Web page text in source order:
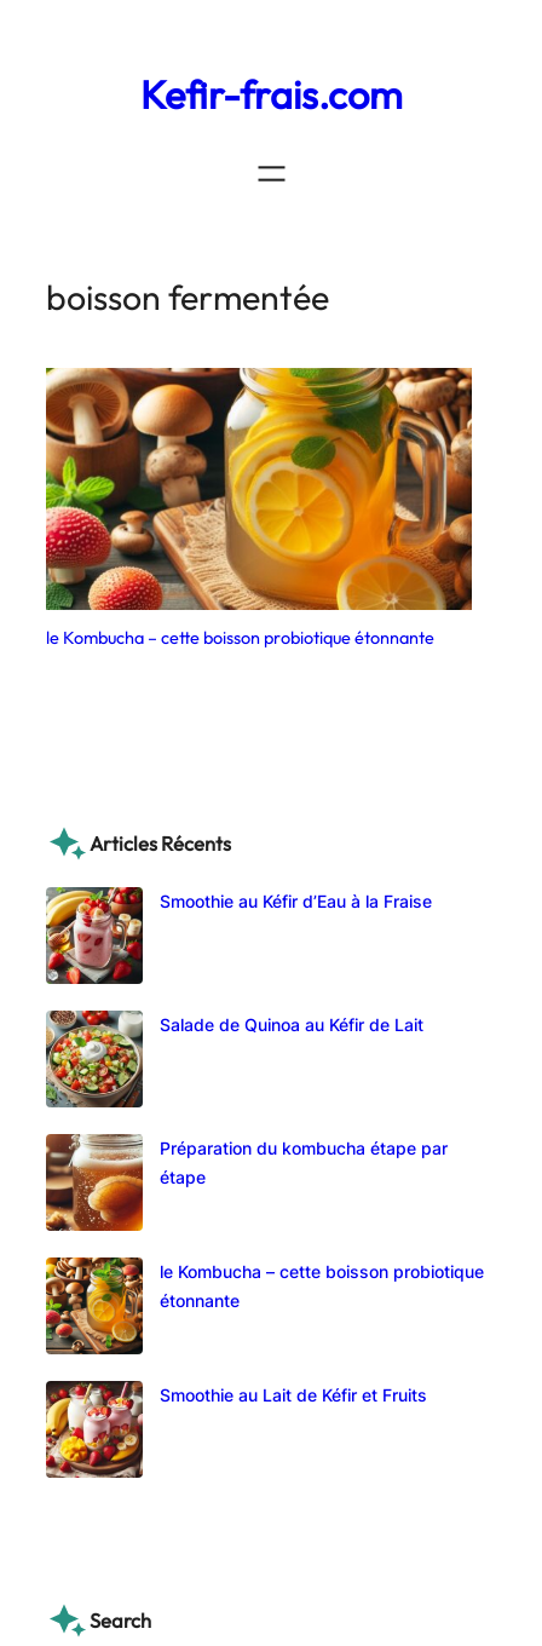
Kefir-frais.com
boisson fermentée
le Kombucha – cette boisson probiotique étonnante
Articles Récents
Smoothie au Kéfir d’Eau à la Fraise
Salade de Quinoa au Kéfir de Lait
Préparation du kombucha étape par
étape
le Kombucha – cette boisson probiotique
étonnante
Smoothie au Lait de Kéfir et Fruits
Search